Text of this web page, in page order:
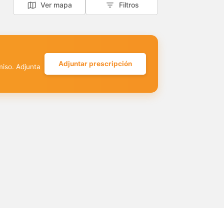
Ver mapa Filtros
Adjunta Adjuntar prescripción